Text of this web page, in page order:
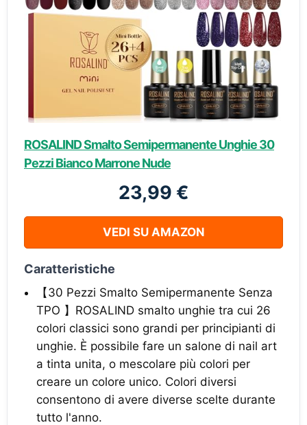
ROSALIND Smalto Semipermanente Unghie 30
Pezzi Bianco Marrone Nude
23,99 €
VEDI SU AMAZON
Caratteristiche
【30 Pezzi Smalto Semipermanente Senza
TPO 】ROSALIND smalto unghie tra cui 26
colori classici sono grandi per principianti di
unghie. È possibile fare un salone di nail art
a tinta unita, o mescolare più colori per
creare un colore unico. Colori diversi
consentono di avere diverse scelte durante
tutto l'anno.